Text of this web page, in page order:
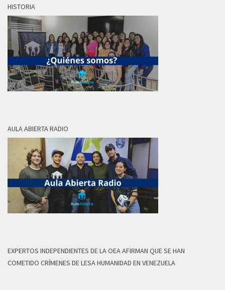
HISTORIA
AULA ABIERTA RADIO
EXPERTOS INDEPENDIENTES DE LA OEA AFIRMAN QUE SE HAN
COMETIDO CRÍMENES DE LESA HUMANIDAD EN VENEZUELA